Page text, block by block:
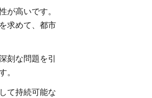
が高いです。
求めて、都市
刻な問題を引
。
て持続可能な